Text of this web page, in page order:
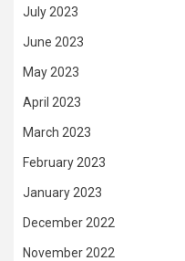
July 2023
June 2023
May 2023
April 2023
March 2023
February 2023
January 2023
December 2022
November 2022